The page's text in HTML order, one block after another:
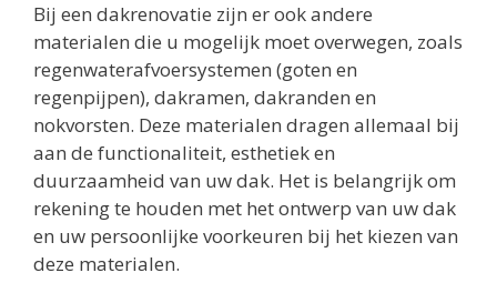
Bij een dakrenovatie zijn er ook andere
materialen die u mogelijk moet overwegen, zoals
regenwaterafvoersystemen (goten en
regenpijpen), dakramen, dakranden en
nokvorsten. Deze materialen dragen allemaal bij
aan de functionaliteit, esthetiek en
duurzaamheid van uw dak. Het is belangrijk om
rekening te houden met het ontwerp van uw dak
en uw persoonlijke voorkeuren bij het kiezen van
deze materialen.